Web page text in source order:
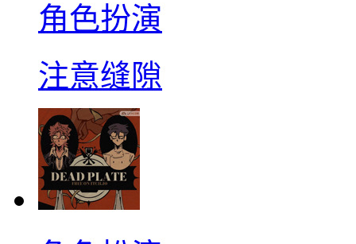
角色扮演
注意缝隙